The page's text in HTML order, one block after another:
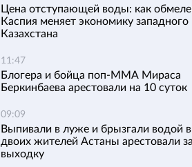
Цена отступающей воды: как
Каспия меняет экономику западного
Казахстана
11:47
Блогера и бойца поп-ММА Мираса
Беркинбаева арестовали на 10 суток
09:09
Выпивали в луже и брызгали водой
двоих жителей Астаны арестовали
выходку